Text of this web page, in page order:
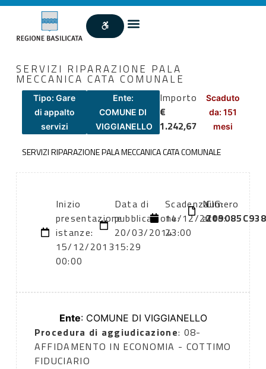
SERVIZI RIPARAZIONE PALA
MECCANICA CATA COMUNALE
Tipo: Gare
di appalto
servizi
Ente:
COMUNE DI
VIGGIANELLO
Importo
€
1.242,67
Scaduto
da: 151
mesi
SERVIZI RIPARAZIONE PALA MECCANICA CATA COMUNALE
Inizio
presentazione
istanze:
15/12/2013
00:00
Data di
pubblicazione:
20/03/2014
15:29
Scadenza:
14/12/2013
23:00
Numero
atto:
CIG:
Ente: COMUNE DI VIGGIANELLO
Procedura di aggiudicazione: 08-
AFFIDAMENTO IN ECONOMIA - COTTIMO
FIDUCIARIO